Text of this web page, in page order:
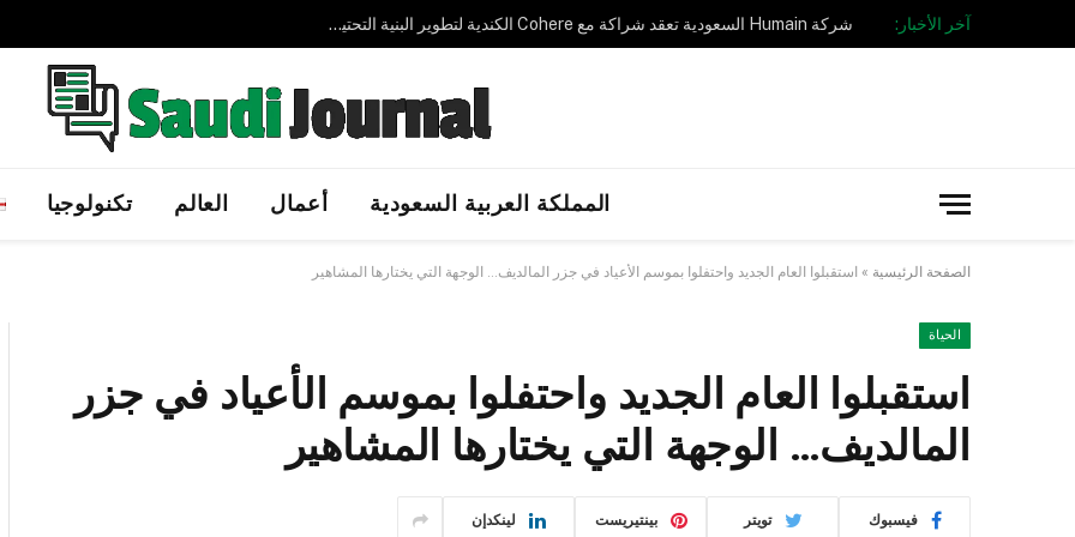
آخر الأخبار: شركة AVELIN AI الإماراتية الناشئة تجمع 3.7 مليون دولار لتوسيع حلول الذكاء الاصطناعي السيادي عالميًا
المملكة العربية السعودية أعمال العالم تكنولوجيا
الصفحة الرئيسية » استقبلوا العام الجديد واحتفلوا بموسم الأعياد في جزر المالديف… الوجهة التي يختارها المشاهير
الحياة
استقبلوا العام الجديد واحتفلوا بموسم الأعياد في جزر
المالديف… الوجهة التي يختارها المشاهير
فيسبوك تويتر بينتيريست لينكدإن